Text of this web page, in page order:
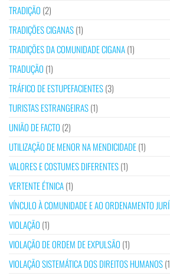
TRADIÇÃO (2)
TRADIÇÕES CIGANAS(1)
TRADIÇÕES DA COMUNIDADE CIGANA(1)
TRADUÇÃO (1)
TRÁFICO DE ESTUPEFACIENTES(3)
TURISTAS ESTRANGEIRAS(1)
UNIÃO DE FACTO (2)
UTILIZAÇÃO DE MENOR NA MENDICIDADE(1)
VALORES E COSTUMES DIFERENTES(1)
VERTENTE ÉTNICA(1)
VÍNCULO À COMUNIDADE E AO ORDENAMENTO
VIOLAÇÃO (1)
VIOLAÇÃO DE ORDEM DE EXPULSÃO (1)
VIOLAÇÃO SISTEMÁTICA DOS DIREITOS HUMANOS